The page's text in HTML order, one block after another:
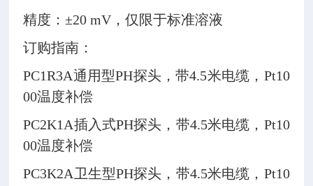
精度：±20 mV，仅限于标准溶液
订购指南：
PC1R3A通用型PH探头，带4.5米电缆，Pt10
00温度补偿
PC2K1A插入式PH探头，带4.5米电缆，Pt10
00温度补偿
PC3K2A卫生型PH探头，带4.5米电缆，Pt10